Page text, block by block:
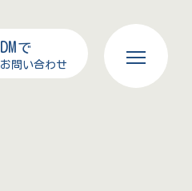
DMで
お問い合わせ